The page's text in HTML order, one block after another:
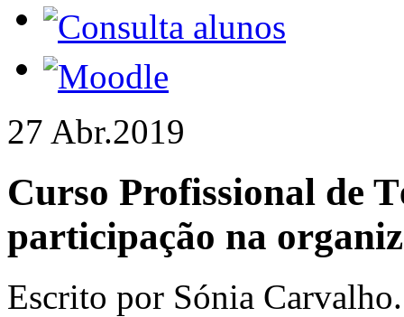
27 Abr.2019
Curso Profissional de
participação na
Escrito por Sónia Carvalho.